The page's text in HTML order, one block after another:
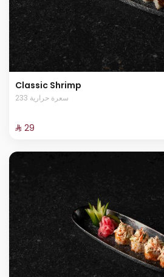
Classic Shrimp
233 سعرة حرارية
⁨⁦‪‬ 29⁩